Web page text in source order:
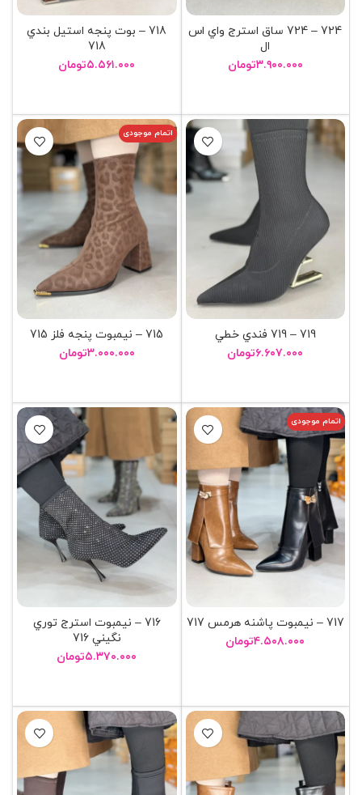
724 – 724 ساق استرج واي اس
ال
۳.۹۰۰.۰۰۰تومان
718 – بوت پنجه استيل بندي
718
۵.۵۶۱.۰۰۰تومان
719 – 719 فندي خطي
۶.۶۰۷.۰۰۰تومان
اتمام موجودی
715 – نيمبوت پنجه فلز 715
۳.۰۰۰.۰۰۰تومان
اتمام موجودی
717 – نيمبوت پاشنه هرمس 717
۴.۵۰۸.۰۰۰تومان
716 – نيمبوت استرج توري
نگيني 716
۵.۳۷۰.۰۰۰تومان